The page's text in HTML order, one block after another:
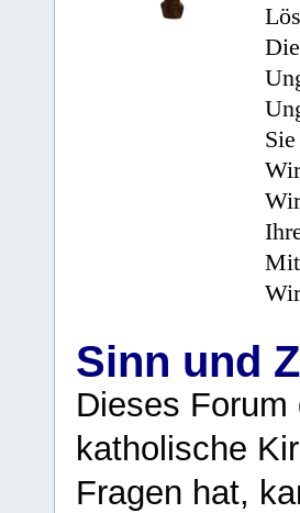
Sinn und
Dieses
katholische
Fragen hat,